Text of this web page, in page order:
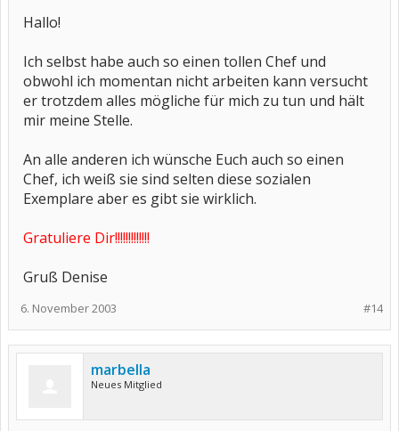
Hallo!
Ich selbst habe auch so einen tollen Chef und
obwohl ich momentan nicht arbeiten kann versucht
er trotzdem alles mögliche für mich zu tun und hält
mir meine Stelle.
An alle anderen ich wünsche Euch auch so einen
Chef, ich weiß sie sind selten diese sozialen
Exemplare aber es gibt sie wirklich.
Gratuliere Dir!!!!!!!!!!!!!
Gruß Denise
#14
6. November 2003
marbella
Neues Mitglied